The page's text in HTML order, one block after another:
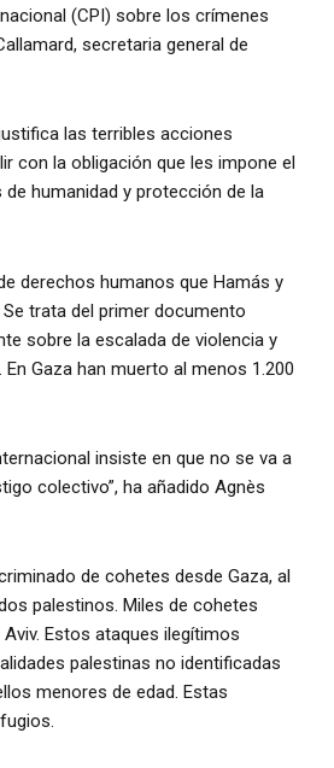
(CPI) sobre los crímenes
secretaria general de
las terribles acciones
con la obligación que les impone el
humanidad y protección de la
derechos humanos que Hamás y
trata del primer documento
sobre la escalada de violencia y
Gaza han muerto al menos 1.200
insiste en que no se va a
colectivo”, ha añadido Agnès
de cohetes desde Gaza, al
palestinos. Miles de cohetes
Estos ataques ilegítimos
palestinas no identificadas
menores de edad. Estas